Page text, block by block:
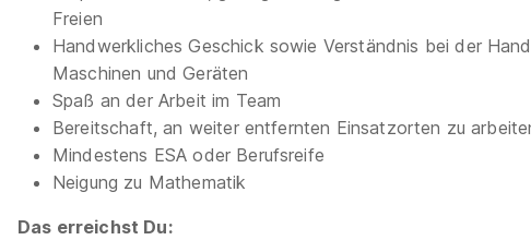
Freien
Handwerkliches Geschick sowie Verständnis bei der
Maschinen und Geräten
Spaß an der Arbeit im Team
Bereitschaft, an weiter entfernten Einsatzorten zu
Mindestens ESA oder Berufsreife
Neigung zu Mathematik
Das erreichst Du: